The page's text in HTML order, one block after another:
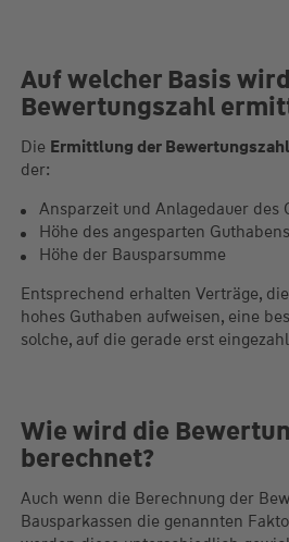
Auf welcher Basis
Bewertungszahl
Die Ermittlung der Bewertungszahl
der:
Ansparzeit und Anlagedauer des
Höhe des angesparten Guthabens
Höhe der Bausparsumme
Entsprechend erhalten Verträge,
hohes Guthaben aufweisen, eine
solche, auf die gerade erst
Wie wird die
berechnet?
Auch wenn die Berechnung der
Bausparkassen die genannten